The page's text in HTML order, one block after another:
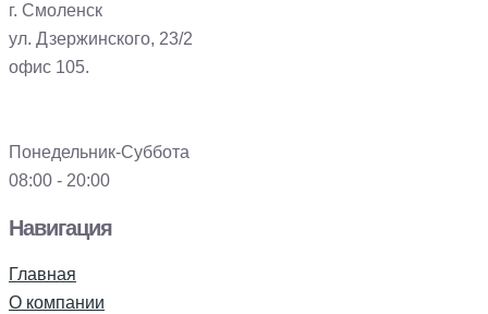
г. Смоленск
ул. Дзержинского, 23/2
офис 105.
Понедельник-Суббота
08:00 - 20:00
Навигация
Главная
О компании